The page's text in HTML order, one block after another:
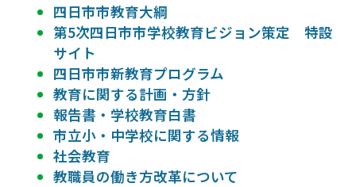
四日市市教育大綱
第5次四日市市学校教育ビジョン策定 特設
サイト
四日市市新教育プログラム
教育に関する計画・方針
報告書・学校教育白書
市立小・中学校に関する情報
社会教育
教職員の働き方改革について